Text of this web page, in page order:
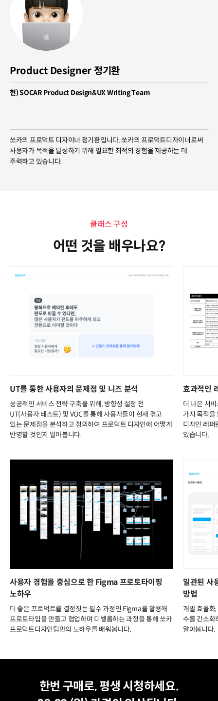
Product Designer 정기환
현) SOCAR Product Design&UX Writing Team
쏘카의 프로덕트 디자이너 정기환입니다. 쏘카의 프로덕트디자이너로써
사용자가 목적을 달성하기 위해 필요한 최적의 경험을 제공하는 데
주력하고 있습니다.
클래스 구성
어떤 것을 배우나요?
UT를 통한 사용자의 문제점 및 니즈 분석
성공적인 서비스 전략 구축을 위해, 방향성 설정 전
UT(사용자 테스트) 및 VOC를 통해 사용자들이 현재 겪고
있는 문제점을 분석하고 정의하여 프로덕트 디자인에 어떻게
반영할 것인지 알아봅니다.
효과적인
더 나은 서
가지 목적을
디자인 레퍼
있습니다.
사용자 경험을 중심으로 한 Figma 프로토타이핑
노하우
더 좋은 프로덕트를 결정짓는 필수 과정인 Figma를 활용해
프로토타입을 만들고 협업하며 디벨롭하는 과정을 통해 쏘카
프로덕트디자인팀만의 노하우를 배워봅니다.
일관된 사
방법
개발 효율화
수를 간소화
알아봅니다.
한번 구매로, 평생 시청하세요.